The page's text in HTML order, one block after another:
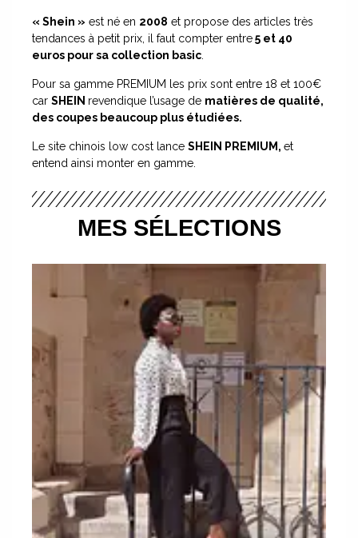
« Shein » est né en 2008 et propose des articles très
tendances à petit prix, il faut compter entre5 et 40
euros pour sa collection basic
Pour sa gamme PREMIUM les prix sont entre 18 et 100€
car SHEIN revendique l’usage de matières de qualité,
des coupes beaucoup plus étudiées.
Le site chinois low cost lance SHEIN PREMIUM, et
entend ainsi monter en gamme.
MES SÉLECTIONS